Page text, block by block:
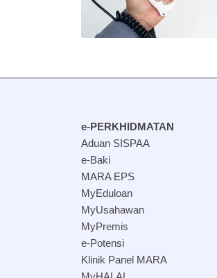
e-PERKHIDMATAN
Aduan SISPAA
e-Baki
MARA EPS
MyEduloan
MyUsahawan
MyPremis
e-Potensi
Klinik Panel MARA